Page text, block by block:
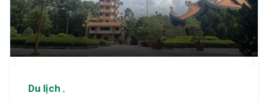
Du lịch